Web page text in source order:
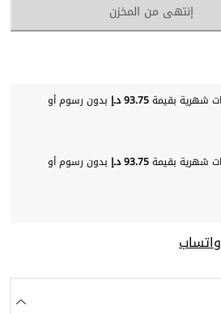
إنتهى من المخزن
93.75 د.إ بدون رسوم أو
93.75 د.إ بدون رسوم أو
واتساب